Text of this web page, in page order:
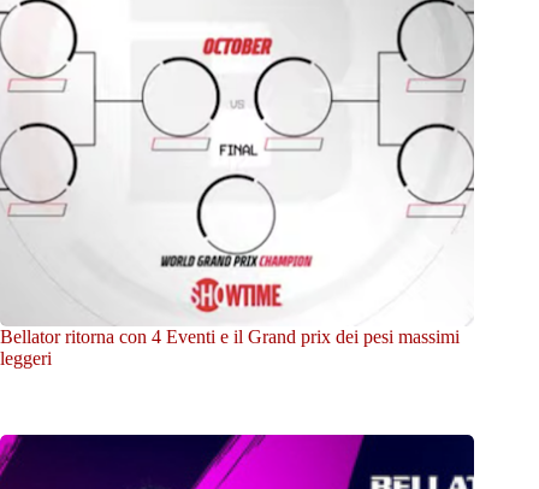
Bellator ritorna con 4 Eventi e il Grand prix dei pesi massimi
leggeri